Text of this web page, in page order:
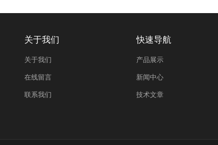
关于我们
关于我们
在线留言
联系我们
快速导航
产品展示
新闻中心
技术文章